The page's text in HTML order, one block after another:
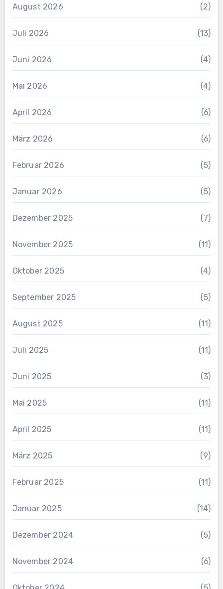
August 2026 (2)
Juli 2026 (13)
Juni 2026 (4)
Mai 2026 (4)
April 2026 (6)
März 2026 (6)
Februar 2026 (5)
Januar 2026 (5)
Dezember 2025 (7)
November 2025 (11)
Oktober 2025 (4)
September 2025 (5)
August 2025 (11)
Juli 2025 (11)
Juni 2025 (3)
Mai 2025 (11)
April 2025 (11)
März 2025 (9)
Februar 2025 (11)
Januar 2025 (14)
Dezember 2024 (5)
November 2024 (6)